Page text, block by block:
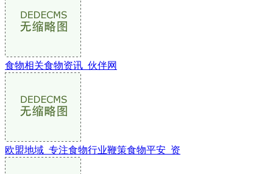
食物相关食物资讯_伙伴网
欧盟地域_专注食物行业鞭策食物平安_资